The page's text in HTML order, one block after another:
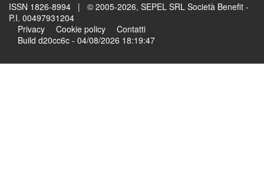
ISSN 1826-8994 | © 2005-2026, SEPEL SRL Società Benefit -
P.I. 00497931204
Privacy
Cookie policy
Contatti
Build d20cc6c - 04/08/2026 18:19:47